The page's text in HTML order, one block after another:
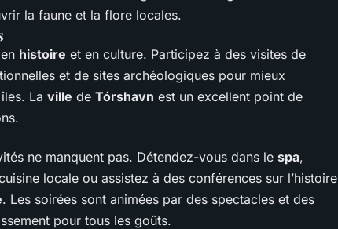
la faune et la flore locales.
histoire et en culture. Participez à des visites de
et de sites archéologiques pour mieux
La ville de Tórshavn est un excellent point de
ne manquent pas. Détendez-vous dans le spa,
locale ou assistez à des conférences sur l’histoire
. Les soirées sont animées par des spectacles et des
pour tous les goûts.